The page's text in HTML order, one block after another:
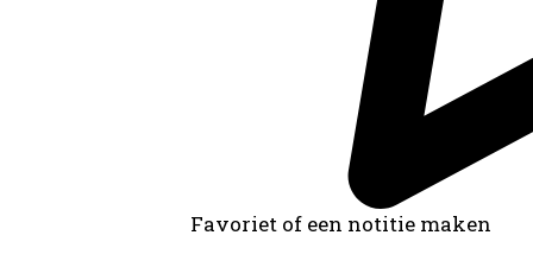
Favoriet of een notitie maken